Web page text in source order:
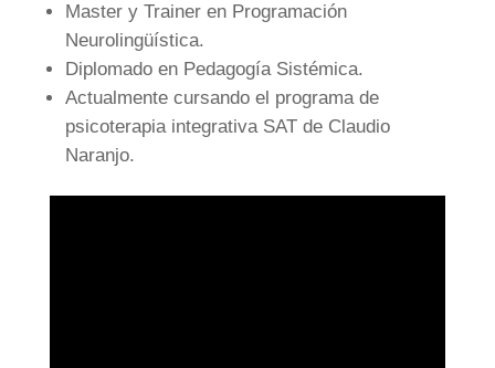
Master y Trainer en Programación
Neurolingüística.
Diplomado en Pedagogía Sistémica.
Actualmente cursando el programa de
psicoterapia integrativa SAT de Claudio
Naranjo.